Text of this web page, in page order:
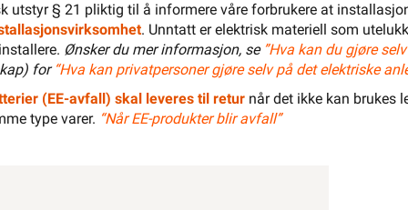
Finn butikk Finn elektriker Logg inn Handlekurv
utstyr § 21 pliktig til å informere våre forbrukere at
. Unntatt er elektrisk materiell som
Ønsker du mer informasjon, se ”Hva kan du gjøre
for “Hva kan privatpersoner gjøre selv på det elektriske
(EE-avfall) skal leveres til retur når det ikke kan brukes
type varer. “Når EE-produkter blir avfall”